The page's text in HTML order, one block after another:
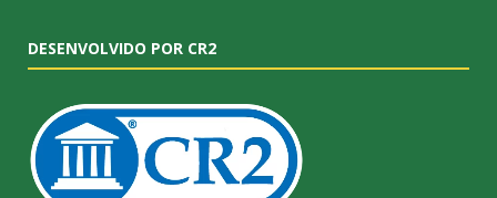
DESENVOLVIDO POR CR2